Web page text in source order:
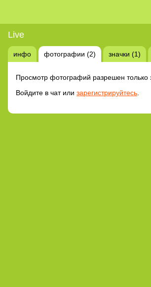
Live
инфо фотографии (2) значки (1)
Просмотр фотографий разрешен только
Войдите в чат или зарегистрируйтесь